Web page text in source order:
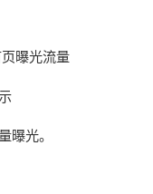
曝光流量
曝光。